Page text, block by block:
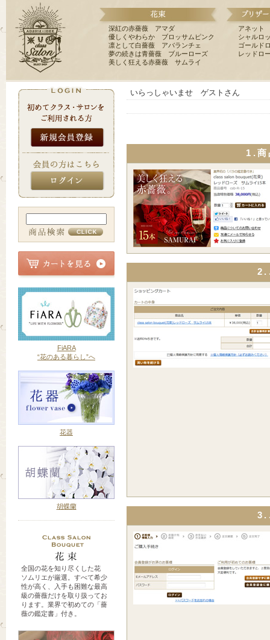
深紅の赤薔薇 アマダ
優しくやわらか ブロッサムピンク
凛として白薔薇 アバランチェ
夢の続きは青薔薇 ブルーローズ
美しく狂える赤薔薇 サムライ
アネット
シャルロ
ゴールド
レッドロ
FiARA
“花のある暮らし”へ
花器
胡蝶蘭
全国の花を知り尽くした花
ソムリエが厳選。すべて希少
性が高く、入手も困難な最高
級の薔薇だけを取り扱ってお
ります。業界で初めての「薔
薇の鑑定書」付き。
いらっしゃいませ ゲストさん
1.商
2.
3.